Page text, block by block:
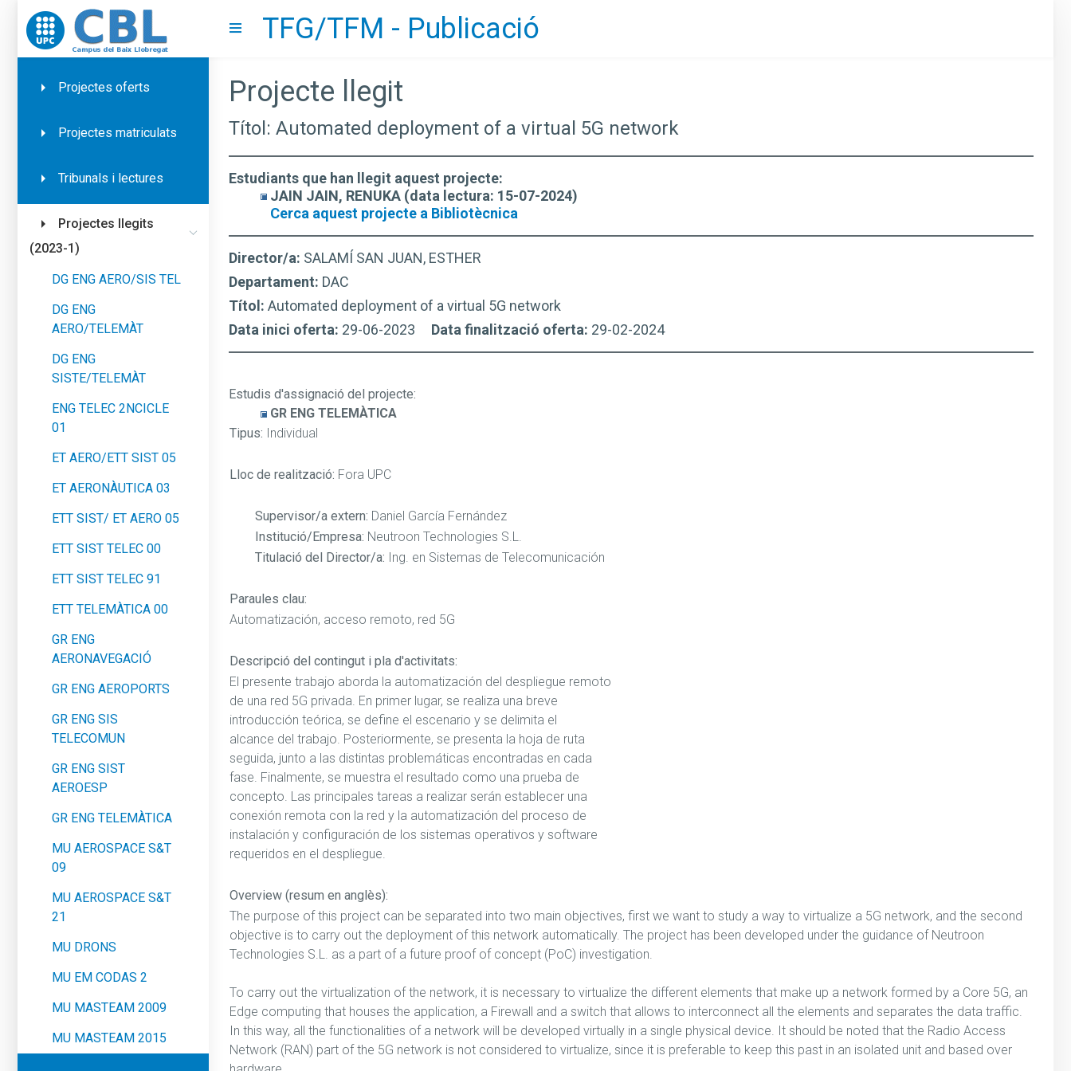
Go to upc.edu Show menuTFG/TFM - Publicació
Projectes oferts
Projectes matriculats
Tribunals i lectures
Projectes llegits
(2023-1)
DG ENG AERO/SIS TEL
DG ENG
AERO/TELEMÀT
DG ENG
SISTE/TELEMÀT
ENG TELEC 2NCICLE
01
ET AERO/ETT SIST 05
ET AERONÀUTICA 03
ETT SIST/ ET AERO 05
ETT SIST TELEC 00
ETT SIST TELEC 91
ETT TELEMÀTICA 00
GR ENG
AERONAVEGACIÓ
GR ENG AEROPORTS
GR ENG SIS
TELECOMUN
GR ENG SIST
AEROESP
GR ENG TELEMÀTICA
MU AEROSPACE S&T
09
MU AEROSPACE S&T
21
MU DRONS
MU EM CODAS 2
MU MASTEAM 2009
MU MASTEAM 2015
Projecte llegit
Títol: Automated deployment of a virtual 5G network
Estudiants que han llegit aquest projecte:
JAIN JAIN, RENUKA (data lectura: 15-07-2024)
Cerca aquest projecte a Bibliotècnica
Director/a: SALAMÍ SAN JUAN, ESTHER
Departament: DAC
Títol: Automated deployment of a virtual 5G network
Data inici oferta: 29-06-2023 Data finalització oferta: 29-02-2024
Estudis d'assignació del projecte:
GR ENG TELEMÀTICA
Tipus: Individual
Lloc de realització: Fora UPC
Supervisor/a extern: Daniel García Fernández
Institució/Empresa: Neutroon Technologies S.L.
Titulació del Director/a: Ing. en Sistemas de Telecomunicación
Paraules clau:
Automatización, acceso remoto, red 5G
Descripció del contingut i pla d'activitats:
El presente trabajo aborda la automatización del despliegue remoto
de una red 5G privada. En primer lugar, se realiza una breve
introducción teórica, se define el escenario y se delimita el
alcance del trabajo. Posteriormente, se presenta la hoja de ruta
seguida, junto a las distintas problemáticas encontradas en cada
fase. Finalmente, se muestra el resultado como una prueba de
concepto. Las principales tareas a realizar serán establecer una
conexión remota con la red y la automatización del proceso de
instalación y configuración de los sistemas operativos y software
requeridos en el despliegue.
Overview (resum en anglès):
The purpose of this project can be separated into two main objectives, first we want to study a way to virtualize a 5G network, and the second
objective is to carry out the deployment of this network automatically. The project has been developed under the guidance of Neutroon
Technologies S.L. as a part of a future proof of concept (PoC) investigation.
To carry out the virtualization of the network, it is necessary to virtualize the different elements that make up a network formed by a Core 5G, an
Edge computing that houses the application, a Firewall and a switch that allows to interconnect all the elements and separates the data traffic.
In this way, all the functionalities of a network will be developed virtually in a single physical device. It should be noted that the Radio Access
Network (RAN) part of the 5G network is not considered to virtualize, since it is preferable to keep this past in an isolated unit and based over